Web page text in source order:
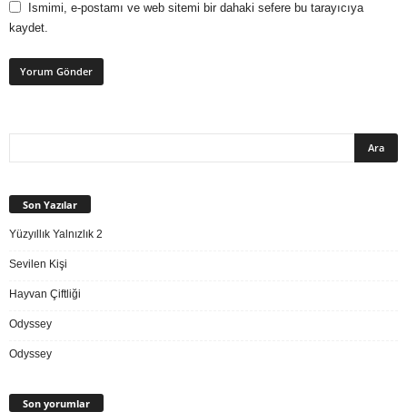
Ismimi, e-postamı ve web sitemi bir dahaki sefere bu tarayıcıya
kaydet.
Son Yazılar
Yüzyıllık Yalnızlık 2
Sevilen Kişi
Hayvan Çiftliği
Odyssey
Odyssey
Son yorumlar